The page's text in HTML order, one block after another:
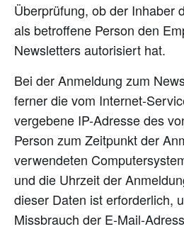
Überprüfung, ob der Inhaber
als betroffene Person den
Newsletters autorisiert hat.
Bei der Anmeldung zum
ferner die vom Internet-
vergebene IP-Adresse des
Person zum Zeitpunkt der
verwendeten
und die Uhrzeit der
dieser Daten ist erforderlich,
Missbrauch der E-Mail-